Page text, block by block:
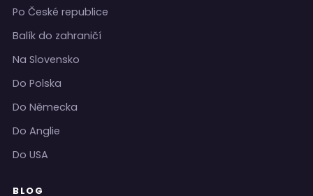
Po České republice
Balík do zahraničí
Na Slovensko
Do Polska
Do Německa
Do Anglie
Do USA
BLOG